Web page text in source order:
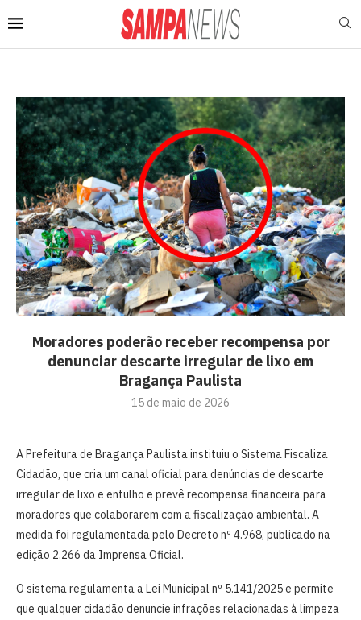
Moradores poderão receber recompensa por
denunciar descarte irregular de lixo em
Bragança Paulista
15 de maio de 2026
A Prefeitura de Bragança Paulista instituiu o Sistema Fiscaliza
Cidadão, que cria um canal oficial para denúncias de descarte
irregular de lixo e entulho e prevê recompensa financeira para
moradores que colaborarem com a fiscalização ambiental. A
medida foi regulamentada pelo Decreto nº 4.968, publicado na
edição 2.266 da Imprensa Oficial.
O sistema regulamenta a Lei Municipal nº 5.141/2025 e permite
que qualquer cidadão denuncie infrações relacionadas à limpeza